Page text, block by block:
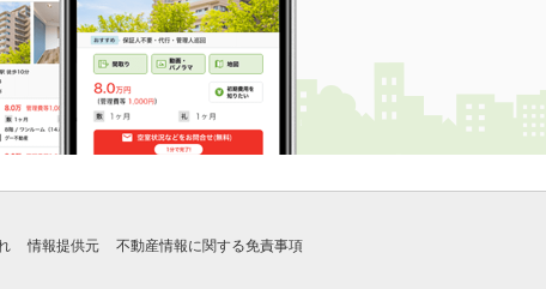
情報提供元 不動産情報に関する免責事項